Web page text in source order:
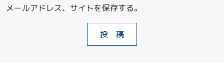
メールアドレス、サイトを保存する。